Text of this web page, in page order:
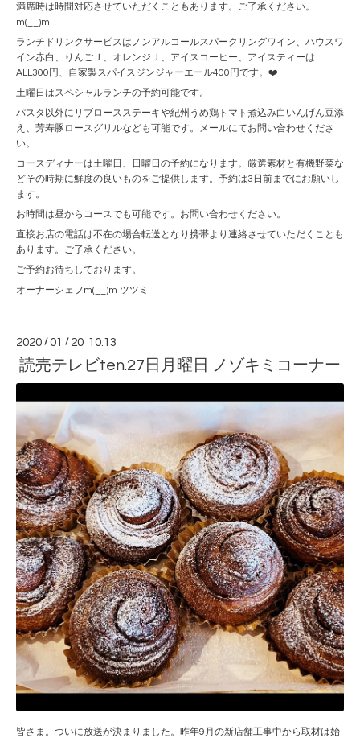
満席時は時間対応させていただくこともあります。ご了承ください。
m(__)m
ランチドリンクサービスはノンアルコールスパークリングワイン、ハウスワ
イン赤白、りんごＪ、オレンジＪ、アイスコーヒー、アイスティーは
ALL300円、自家製スパイスジンジャーエール400円です。❤️
土曜日はスペシャルランチの予約可能です。
パスタ以外にリブロースステーキや紀州うめ鶏トマト煮込み白いんげん豆添
え、芳寿豚ロースグリルなども可能です。メールにてお問い合わせくださ
い。
コースディナーは土曜日、日曜日の予約になります。厳選素材と有機野菜な
どその時期に鮮度の良いものをご提供します。予約は3日前までにお願いし
ます。
お時間は昼からコースでも可能です。お問い合わせください。
直接お店の電話は不在の場合転送となり携帯より連絡させていただくことも
あります。ご了承ください。
ご予約お待ちしております。
オーナーシェフm(__)m ツツミ
2020 /01 / 20 10:13
読売テレビten.27日月曜日 ノゾキミコーナー
皆さま。ついに放送が決まりました。昨年9月の新店舗工事中から取材は始